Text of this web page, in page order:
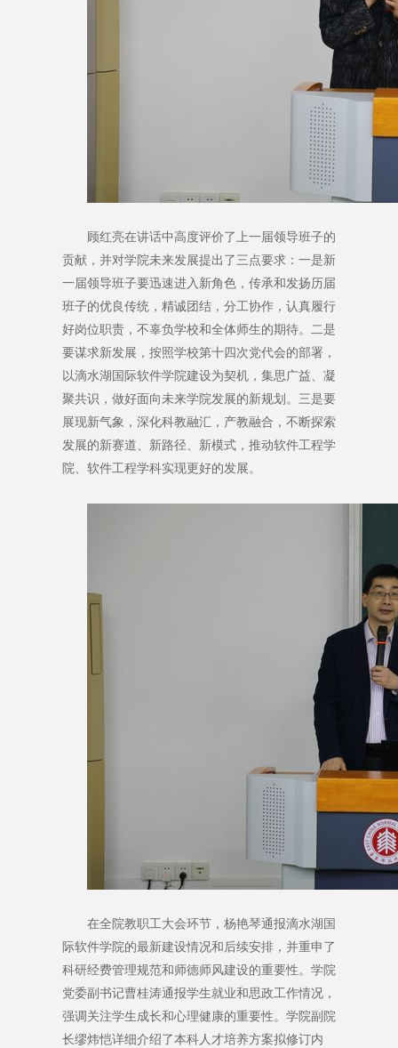
顾红亮在讲话中高度评价了上一届领导班子的
贡献，并对学院未来发展提出了三点要求：一是新
一届领导班子要迅速进入新角色，传承和发扬历届
班子的优良传统，精诚团结，分工协作，认真履行
好岗位职责，不辜负学校和全体师生的期待。二是
要谋求新发展，按照学校第十四次党代会的部署，
以滴水湖国际软件学院建设为契机，集思广益、凝
聚共识，做好面向未来学院发展的新规划。三是要
展现新气象，深化科教融汇，产教融合，不断探索
发展的新赛道、新路径、新模式，推动软件工程学
院、软件工程学科实现更好的发展。
在全院教职工大会环节，杨艳琴通报滴水湖国
际软件学院的最新建设情况和后续安排，并重申了
科研经费管理规范和师德师风建设的重要性。学院
党委副书记曹桂涛通报学生就业和思政工作情况，
强调关注学生成长和心理健康的重要性。学院副院
长缪炜恺详细介绍了本科人才培养方案拟修订内